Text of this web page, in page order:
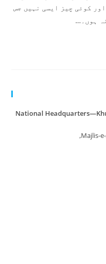
نمبر 22)ترجمہ: اور کوئی چیز ایسی نہیں جس
ہوں۔…
National
Majlis-